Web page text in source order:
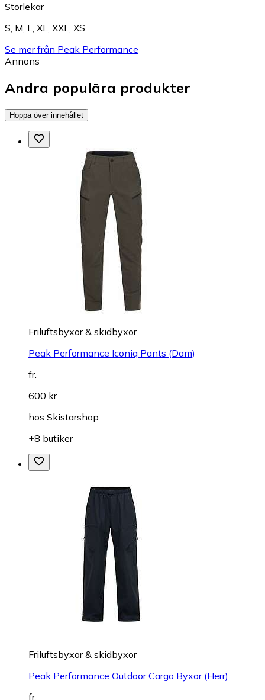
Storlekar
S, M, L, XL, XXL, XS
Se mer från Peak Performance
Annons
Andra populära produkter
Hoppa över innehållet
Friluftsbyxor & skidbyxor
Peak Performance Iconiq Pants (Dam)
fr.
600 kr
hos Skistarshop
+8 butiker
Friluftsbyxor & skidbyxor
Peak Performance Outdoor Cargo Byxor (Herr)
fr.